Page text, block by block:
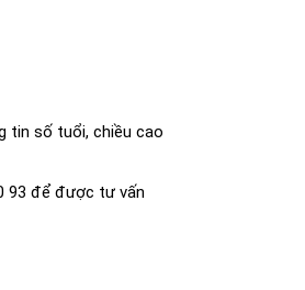
tin số tuổi, chiều cao
93 để được tư vấn